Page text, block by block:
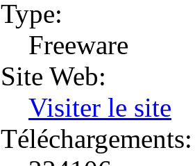
Type:
Freeware
Site Web:
Visiter le site
Téléchargements: